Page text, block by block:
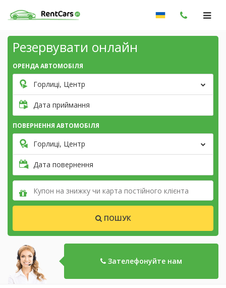
Резервувати онлайн
ОРЕНДА АВТОМОБІЛЯ
Горлиці, Центр
Дата приймання
ПОВЕРНЕННЯ АВТОМОБІЛЯ
Горлиці, Центр
Дата повернення
ПОШУК
Зателефонуйте нам